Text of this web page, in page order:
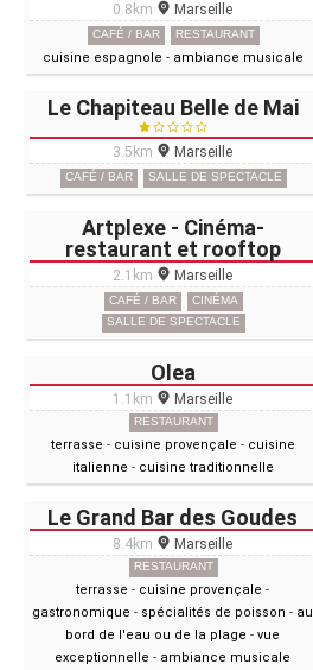
0.8km Marseille
CAFÉ / BAR RESTAURANT
cuisine espagnole - ambiance musicale
Le Chapiteau Belle de Mai
3.5km Marseille
CAFÉ / BAR SALLE DE SPECTACLE
Artplexe - Cinéma-
restaurant et rooftop
2.1km Marseille
CAFÉ / BAR
CINÉMA
SALLE DE SPECTACLE
Olea
1.1km Marseille
RESTAURANT
terrasse - cuisine provençale - cuisine
italienne - cuisine traditionnelle
Le Grand Bar des Goudes
8.4km Marseille
RESTAURANT
terrasse - cuisine provençale -
gastronomique - spécialités de poisson - au
bord de l'eau ou de la plage -vue
exceptionnelle - ambiance musicale